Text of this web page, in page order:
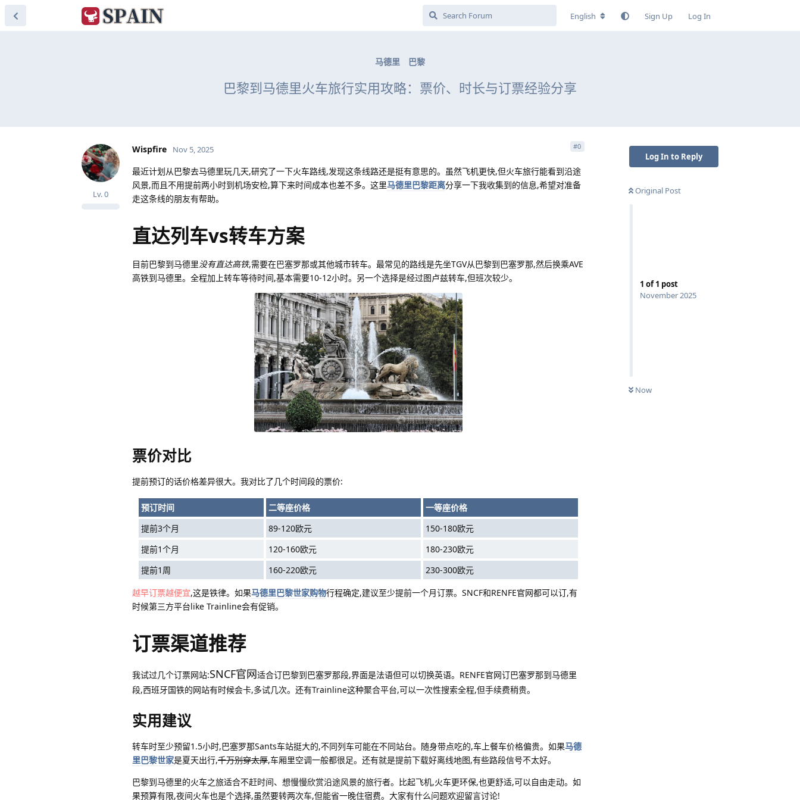
English Sign Up Log In
马德里 巴黎
巴黎到马德里火车旅行实用攻略：票价、时长与订票经验分享
Log In to Reply
Original Post
1 of1 post
November 2025
Now
Wispfire
Lv.0
Nov 5, 2025 #0
最近计划从巴黎去马德里玩几天,研究了一下火车路线,发现这条线路还是挺有意思的。虽然飞机更快,但火车旅行能看到沿途
风景,而且不用提前两小时到机场安检,算下来时间成本也差不多。这里马德里巴黎距离分享一下我收集到的信息,希望对准备
走这条线的朋友有帮助。
直达列车vs转车方案
目前巴黎到马德里没有直达高铁,需要在巴塞罗那或其他城市转车。最常见的路线是先坐TGV从巴黎到巴塞罗那,然后换乘AVE
高铁到马德里。全程加上转车等待时间,基本需要10-12小时。另一个选择是经过图卢兹转车,但班次较少。
票价对比
提前预订的话价格差异很大。我对比了几个时间段的票价:
预订时间 二等座价格
一等座价格
提前3个月
89-120欧元
150-180欧元
提前1个月
120-160欧元
180-230欧元
提前1周
160-220欧元
230-300欧元
越早订票越便宜,这是铁律。如果马德里巴黎世家购物行程确定,建议至少提前一个月订票。SNCF和RENFE官网都可以订,有
时候第三方平台like Trainline会有促销。
订票渠道推荐
我试过几个订票网站:SNCF官网适合订巴黎到巴塞罗那段,界面是法语但可以切换英语。RENFE官网订巴塞罗那到马德里
段,西班牙国铁的网站有时候会卡,多试几次。还有Trainline这种聚合平台,可以一次性搜索全程,但手续费稍贵。
实用建议
转车时至少预留1.5小时,巴塞罗那Sants车站挺大的,不同列车可能在不同站台。随身带点吃的,车上餐车价格偏贵。如果马德
里巴黎世家是夏天出行,千万别穿太厚,车厢里空调一般都很足。还有就是提前下载好离线地图,有些路段信号不太好。
巴黎到马德里的火车之旅适合不赶时间、想慢慢欣赏沿途风景的旅行者。比起飞机,火车更环保,也更舒适,可以自由走动。如
果预算有限,夜间火车也是个选择,虽然要转两次车,但能省一晚住宿费。大家有什么问题欢迎留言讨论!